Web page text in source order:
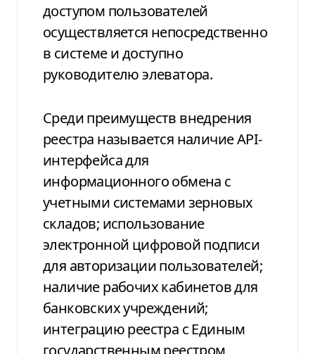
доступом пользователей
осуществляется непосредственно
в системе и доступно
руководителю элеватора.
Среди преимуществ внедрения
реестра называется наличие АPI-
интерфейса для
информационного обмена с
учетными системами зерновых
складов; использование
электронной цифровой подписи
для авторизации пользователей;
наличие рабочих кабинетов для
банковских учреждений;
интеграцию реестра с Единым
государственным реестром